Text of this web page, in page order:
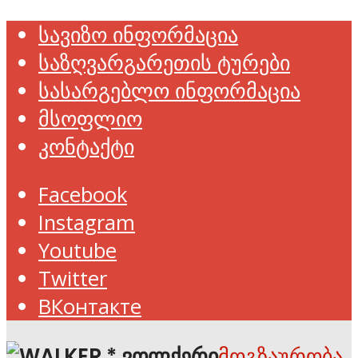
სავიზო ინფორმაცია
საზღვარგარეთის ტურები
სასარგებლო ინფორმაცია
მსოფლიო
კონტაქტი
Facebook
Instagram
Youtube
Twitter
ВКонтакте